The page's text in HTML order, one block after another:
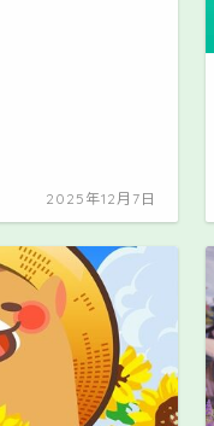
2025年12月7日